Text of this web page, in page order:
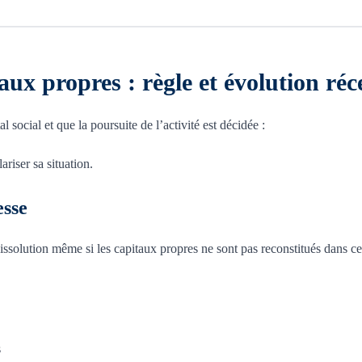
propres : règle et évolution
et que la poursuite de l’activité est décidée :
sa situation.
même si les capitaux propres ne sont pas reconstitués dans